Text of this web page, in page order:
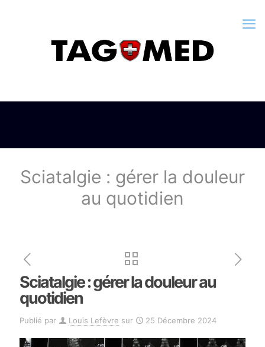
Sciatalgie : gérer la douleur
au quotidien
Sciatalgie : gérer la douleur au
quotidien
Publié par Louis Lefèvre sur 25 Décembre 2024